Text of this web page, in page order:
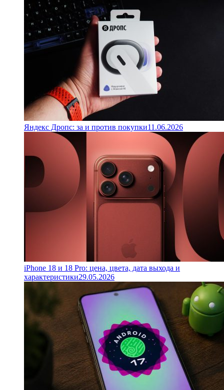
Яндекс Дропс: за и против покупки11.06.2026
iPhone 18 и 18 Pro: цена, цвета, дата выхода и
характеристики29.05.2026